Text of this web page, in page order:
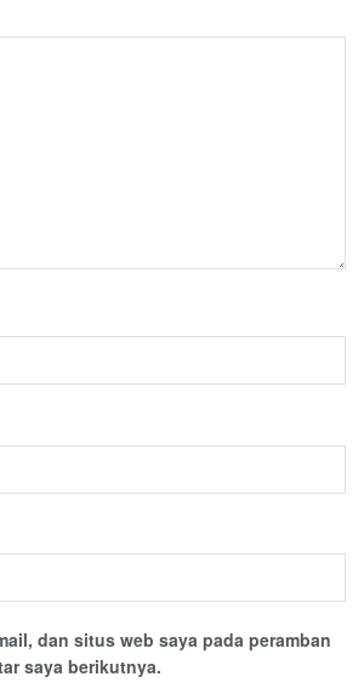
dan situs web saya pada peramban
saya berikutnya.